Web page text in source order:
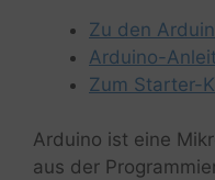
Zu den
Arduino-
Zum Starter-
Arduino ist eine
aus der